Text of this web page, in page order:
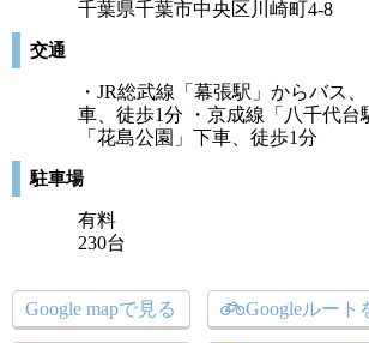
千葉県千葉市中央区川崎町4-8
交通
・JR総武線「幕張駅」からバス
車、徒歩1分 ・京成線「八千代台
「花島公園」下車、徒歩1分
駐車場
有料
230台
Google mapで見る Googleルート